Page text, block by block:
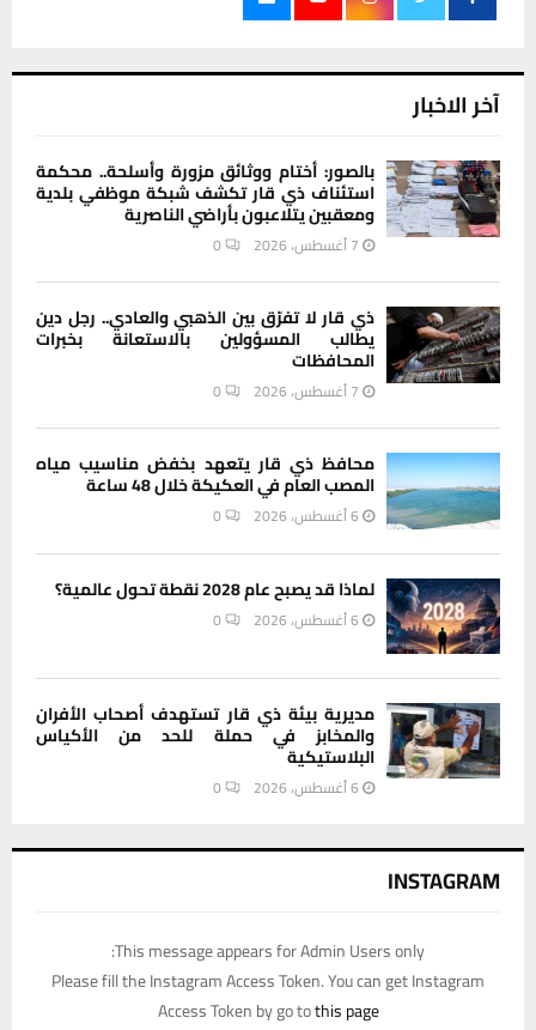
آخر الاخبار
بالصور: أختام ووثائق مزورة وأسلحة.. محكمة
استئناف ذي قار تكشف شبكة موظفي بلدية
ومعقبين يتلاعبون بأراضي الناصرية
7 أغسطس، 2026 0
ذي قار لا تفرّق بين الذهبي والعادي.. رجل دين
يطالب المسؤولين بالاستعانة بخبرات
المحافظات
7 أغسطس، 2026 0
محافظ ذي قار يتعهد بخفض مناسيب مياه
المصب العام في العكيكة خلال 48 ساعة
6 أغسطس، 2026 0
لماذا قد يصبح عام 2028 نقطة تحول عالمية؟
6 أغسطس، 2026 0
مديرية بيئة ذي قار تستهدف أصحاب الأفران
والمخابز في حملة للحد من الأكياس
البلاستيكية
6 أغسطس، 2026 0
INSTAGRAM
This message appears for Admin Users only:
Please fill the Instagram Access Token. You can get Instagram
Access Token by go tothis page